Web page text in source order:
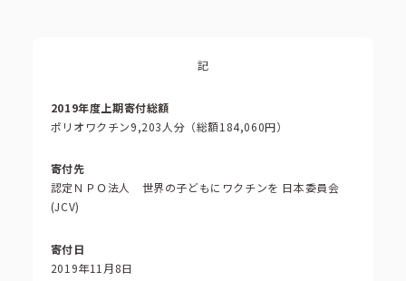
記
2019年度上期寄付総額
ポリオワクチン9,203人分（総額184,060円）
寄付先
認定ＮＰＯ法人 世界の子どもにワクチンを 日本委員会
(JCV)
寄付日
2019年11月8日